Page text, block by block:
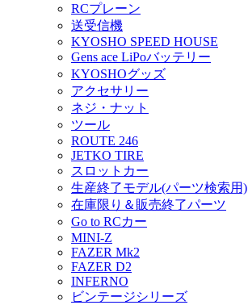
RCプレーン
送受信機
KYOSHO SPEED HOUSE
Gens ace LiPoバッテリー
KYOSHOグッズ
アクセサリー
ネジ・ナット
ツール
ROUTE 246
JETKO TIRE
スロットカー
生産終了モデル(パーツ検索用)
在庫限り＆販売終了パーツ
Go to RCカー
MINI-Z
FAZER Mk2
FAZER D2
INFERNO
ビンテージシリーズ